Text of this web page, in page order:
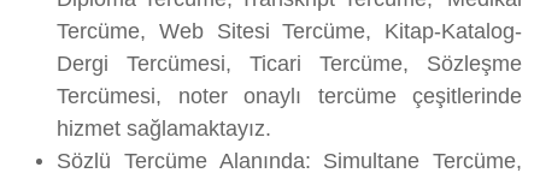
Tercüme, Web Sitesi Tercüme, Kitap-Katalog-
Dergi Tercümesi, Ticari Tercüme, Sözleşme
Tercümesi, noter onaylı tercüme çeşitlerinde
hizmet sağlamaktayız.
Sözlü Tercüme Alanında: Simultane Tercüme,